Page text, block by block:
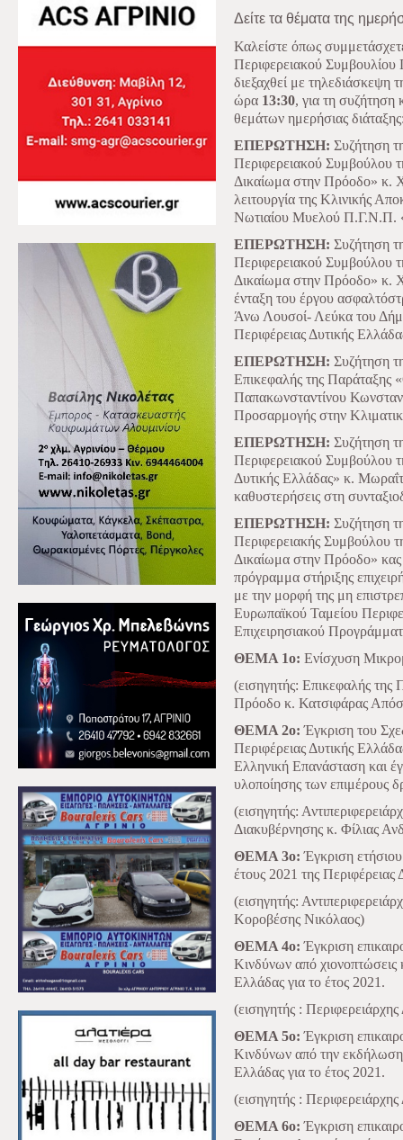
Δείτε τα θέματα της
Καλείστε όπως
Περιφερειακού Συμβουλίου
διεξαχθεί με τηλεδιάσκεψη
ώρα 13:30, για τη
θεμάτων ημερήσιας
ΕΠΕΡΩΤΗΣΗ: Συζήτηση
Περιφερειακού
Δικαίωμα στην Πρόοδο» κ.
λειτουργία της Κλινικής
Νωτιαίου Μυελού Π.Γ.Ν.Π.
ΕΠΕΡΩΤΗΣΗ: Συζήτηση
Περιφερειακού
Δικαίωμα στην Πρόοδο» κ.
ένταξη του έργου
Άνω Λουσοί- Λεύκα του
Περιφέρειας Δυτικής
ΕΠΕΡΩΤΗΣΗ: Συζήτηση
Επικεφαλής της Παράταξης
Παπακωνσταντίνου
Προσαρμογής στην
ΕΠΕΡΩΤΗΣΗ: Συζήτηση
Περιφερειακού Συμβούλου
Δυτικής Ελλάδας» κ.
καθυστερήσεις στη
ΕΠΕΡΩΤΗΣΗ: Συζήτηση
Περιφερειακής
Δικαίωμα στην Πρόοδο»
πρόγραμμα στήριξης
με την μορφή της μη
Ευρωπαϊκού Ταμείου
Επιχειρησιακού
ΘΕΜΑ 1ο: Ενίσχυση
(εισηγητής: Επικεφαλής
Πρόοδο κ. Κατσιφάρας
ΘΕΜΑ 2ο: Έγκριση του
Περιφέρειας Δυτικής
Ελληνική Επανάσταση και
υλοποίησης των επιμέρους
(εισηγητής:
Διακυβέρνησης κ. Φίλιας
ΘΕΜΑ 3ο: Έγκριση
έτους 2021 της Περιφέρειας
(εισηγητής:
Κοροβέσης Νικόλαος)
ΘΕΜΑ 4ο: Έγκριση
Κινδύνων από χιονοπτώσεις
Ελλάδας για το έτος 2021.
(εισηγητής :
ΘΕΜΑ 5ο: Έγκριση
Κινδύνων από την εκδήλωση
Ελλάδας για το έτος 2021.
(εισηγητής :
ΘΕΜΑ 6ο: Έγκριση